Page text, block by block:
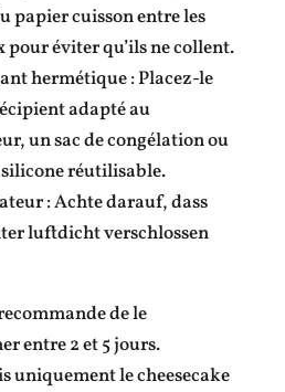
papier cuisson entre les
pour éviter qu’ils ne collent.
hermétique : Placez-le
adapté au
un sac de congélation ou
silicone réutilisable.
: Achte darauf, dass
luftdicht verschlossen
de le
entre 2 et 5 jours.
uniquement le cheesecake